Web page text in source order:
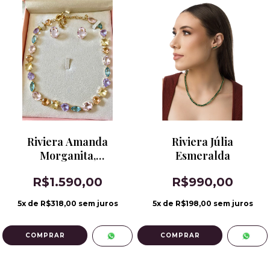
Riviera Amanda
Morganita,
Champanhe e Água
Marinha
R$1.590,00
5x de R$318,00 sem juros
Riviera Júlia
Esmeralda
R$990,00
5x de R$198,00 sem juros